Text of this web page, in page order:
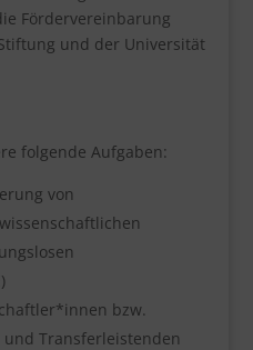
Fördervereinbarung
und der Universität
folgende Aufgaben:
von
bzw.
Transferleistenden